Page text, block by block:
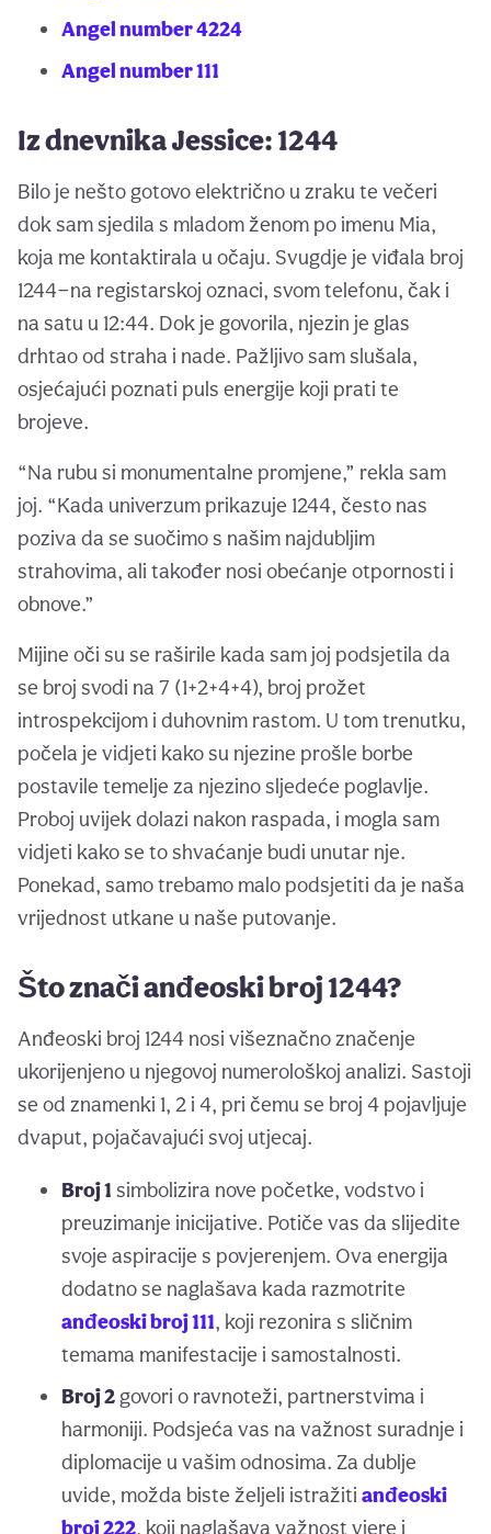
Angel number 4224
Angel number 111
Iz dnevnika Jessice: 1244
Bilo je nešto gotovo električno u zraku te večeri
dok sam sjedila s mladom ženom po imenu Mia,
koja me kontaktirala u očaju. Svugdje je viđala broj
1244—na registarskoj oznaci, svom telefonu, čak i
na satu u 12:44. Dok je govorila, njezin je glas
drhtao od straha i nade. Pažljivo sam slušala,
osjećajući poznati puls energije koji prati te
brojeve.
“Na rubu si monumentalne promjene,” rekla sam
joj. “Kada univerzum prikazuje 1244, često nas
poziva da se suočimo s našim najdubljim
strahovima, ali također nosi obećanje otpornosti i
obnove.”
Mijine oči su se raširile kada sam joj podsjetila da
se broj svodi na 7 (1+2+4+4), broj prožet
introspekcijom i duhovnim rastom. U tom trenutku,
počela je vidjeti kako su njezine prošle borbe
postavile temelje za njezino sljedeće poglavlje.
Proboj uvijek dolazi nakon raspada, i mogla sam
vidjeti kako se to shvaćanje budi unutar nje.
Ponekad, samo trebamo malo podsjetiti da je naša
vrijednost utkane u naše putovanje.
Što znači anđeoski broj 1244?
Anđeoski broj 1244 nosi višeznačno značenje
ukorijenjeno u njegovoj numerološkoj analizi. Sastoji
se od znamenki 1, 2 i 4, pri čemu se broj 4 pojavljuje
dvaput, pojačavajući svoj utjecaj.
Broj 1 simbolizira nove početke, vodstvo i
preuzimanje inicijative. Potiče vas da slijedite
svoje aspiracije s povjerenjem. Ova energija
dodatno se naglašava kada razmotrite
anđeoski broj 111, koji rezonira s sličnim
temama manifestacije i samostalnosti.
Broj 2govori o ravnoteži, partnerstvima i
harmoniji. Podsjeća vas na važnost suradnje i
diplomacije u vašim odnosima. Za dublje
uvide, možda biste željeli istražiti anđeoski
broj 222, koji naglašava važnost vjere i